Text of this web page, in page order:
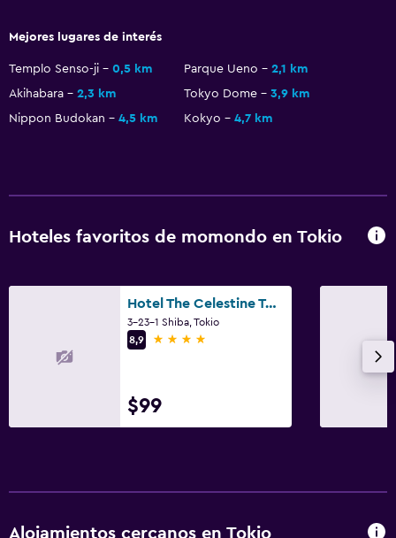
Plancha para pantalones
Perchero
Estacionamiento y transporte
Estacionamiento
Sistema de entretenimiento
Mejores lugares de interés
Templo Senso-ji 0,5 km Parque Ueno
2,1 km
Akihabara
2,3 km Tokyo Dome
3,9 km
Nippon Budokan
4,5 km Kokyo 4,7 km
Hoteles favoritos de momondo en Tokio
Hotel The Celestine Tokyo Shiba
3-23-1 Shiba, Tokio
8,9
4 estrellas
$99
Alojamientos cercanos en Tokio